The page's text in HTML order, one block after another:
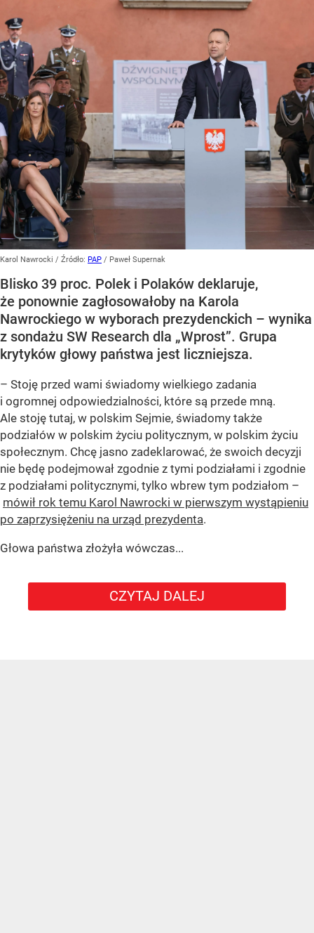
Karol Nawrocki / Źródło: PAP / Paweł Supernak
Blisko 39 proc. Polek i Polaków deklaruje,
że ponownie zagłosowałoby na Karola
Nawrockiego w wyborach prezydenckich – wynika
z sondażu SW Research dla „Wprost”. Grupa
krytyków głowy państwa jest liczniejsza.
– Stoję przed wami świadomy wielkiego zadania
i ogromnej odpowiedzialności, które są przede mną.
Ale stoję tutaj, w polskim Sejmie, świadomy także
podziałów w polskim życiu politycznym, w polskim życiu
społecznym. Chcę jasno zadeklarować, że swoich decyzji
nie będę podejmował zgodnie z tymi podziałami i zgodnie
z podziałami politycznymi, tylko wbrew tym podziałom –
mówił rok temu Karol Nawrocki w pierwszym wystąpieniu
po zaprzysiężeniu na urząd prezydenta.
Głowa państwa złożyła wówczas...
CZYTAJ DALEJ